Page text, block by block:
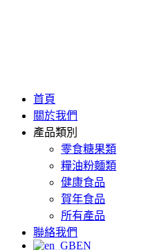
首頁
關於我們
產品類別
零食糖果類
糧油粉麵類
健康食品
賀年食品
所有產品
聯絡我們
EN